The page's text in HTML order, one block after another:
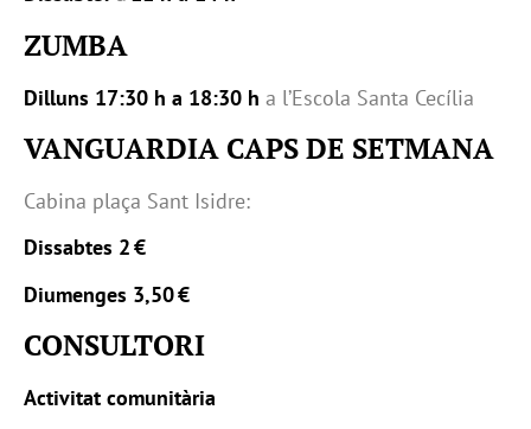
ZUMBA
Dilluns 17:30 h a 18:30 h a l’Escola Santa Cecília
VANGUARDIA CAPS DE SETMANA
Cabina plaça Sant Isidre:
Dissabtes 2 €
Diumenges 3,50 €
CONSULTORI
Activitat comunitària